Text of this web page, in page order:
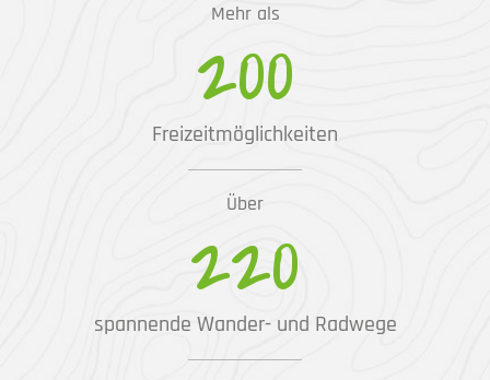
Mehr als
200
Freizeitmöglichkeiten
Über
220
spannende Wander- und Radwege